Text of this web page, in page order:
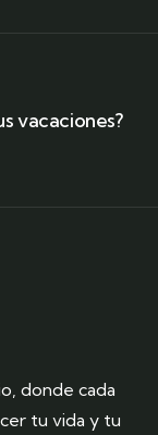
vacaciones?
donde cada
tu vida y tu